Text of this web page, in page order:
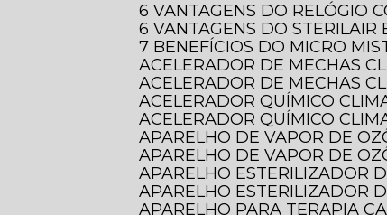
6 VANTAGENS DO RELÓGIO
6 VANTAGENS DO
7 BENEFÍCIOS DO MICRO
ACELERADOR DE MECHAS
ACELERADOR DE MECHAS
ACELERADOR QUÍMICO
ACELERADOR QUÍMICO
APARELHO DE VAPOR DE
APARELHO DE VAPOR DE
APARELHO ESTERILIZADOR
APARELHO ESTERILIZADOR
APARELHO PARA TERAPIA